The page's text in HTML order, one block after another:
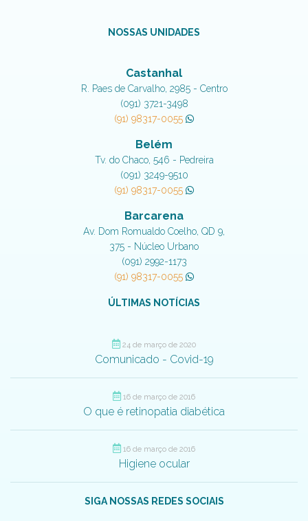
NOSSAS UNIDADES
Castanhal
R. Paes de Carvalho, 2985 - Centro
(091) 3721-3498
(91) 98317-0055
Belém
Tv. do Chaco, 546 - Pedreira
(091) 3249-9510
(91) 98317-0055
Barcarena
Av. Dom Romualdo Coelho, QD 9,
375 - Núcleo Urbano
(091) 2992-1173
(91) 98317-0055
ÚLTIMAS NOTÍCIAS
24 de março de 2020
Comunicado - Covid-19
16 de março de 2016
O que é retinopatia diabética
16 de março de 2016
Higiene ocular
SIGA NOSSAS REDES SOCIAIS